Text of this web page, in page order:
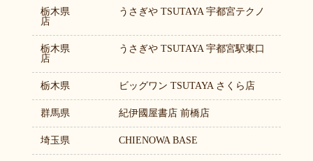
栃木県
うさぎや TSUTAYA 宇都宮テクノ
店
栃木県
うさぎや TSUTAYA 宇都宮駅東口
店
栃木県 ビッグワン TSUTAYA さくら店
群馬県 紀伊國屋書店 前橋店
埼玉県 CHIENOWA BASE